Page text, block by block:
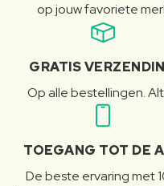
op jouw favoriete
GRATIS
Op alle bestellingen.
TOEGANG TOT DE
De beste ervaring met